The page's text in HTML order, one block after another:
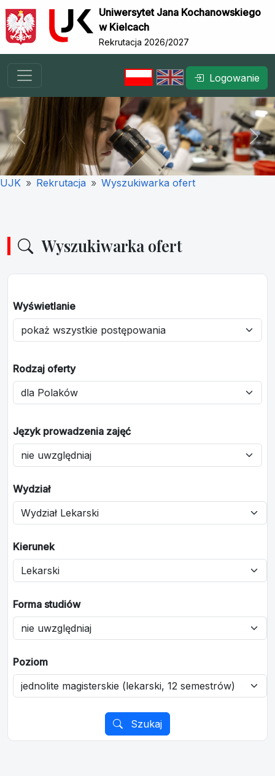
Uniwersytet Jana Kochanowskiego
w Kielcach
Rekrutacja 2026/2027
Logowanie
Previous Next
UJK Rekrutacja Wyszukiwarka ofert
Wyszukiwarka ofert
Wyświetlanie
Rodzaj oferty
Język prowadzenia zajęć
Wydział
Kierunek
Forma studiów
Poziom
Szukaj